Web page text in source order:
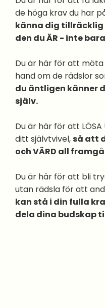
de höga krav du har
känna dig tillräcklig
den du ÄR - inte
Du är här för att
hand om de rädslor
du äntligen känner
själv.
Du är här för att LÖSA
ditt självtvivel,så att
och VÄRD all
Du är här för att bli
utan rädsla för att
kan stå i din fulla
dela dina budskap